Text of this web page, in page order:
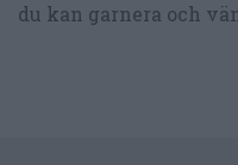
du kan garnera och